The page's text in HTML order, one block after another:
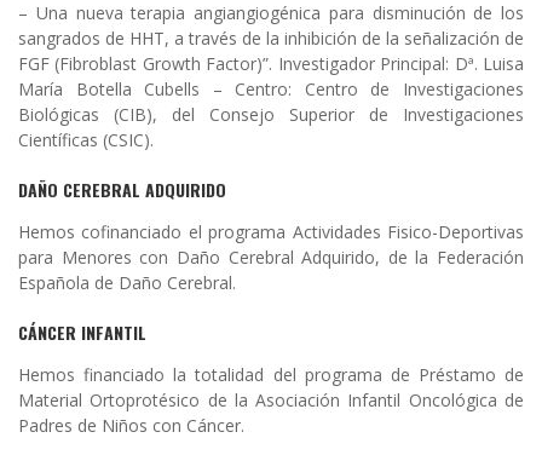
– Una nueva terapia angiangiogénica para disminución de los
sangrados de HHT, a través de la inhibición de la señalización de
FGF (Fibroblast Growth Factor)”. Investigador Principal: Dª. Luisa
María Botella Cubells – Centro: Centro de Investigaciones
Biológicas (CIB), del Consejo Superior de Investigaciones
Científicas (CSIC).
DAÑO CEREBRAL ADQUIRIDO
Hemos cofinanciado el programa Actividades Fisico-Deportivas
para Menores con Daño Cerebral Adquirido, de la Federación
Española de Daño Cerebral.
CÁNCER INFANTIL
Hemos financiado la totalidad del programa de Préstamo de
Material Ortoprotésico de la Asociación Infantil Oncológica de
Padres de Niños con Cáncer.